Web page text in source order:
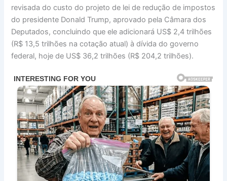
revisada do custo do projeto de lei de redução de impostos
do presidente Donald Trump, aprovado pela Câmara dos
Deputados, concluindo que ele adicionará US$ 2,4 trilhões
(R$ 13,5 trilhões na cotação atual) à dívida do governo
federal, hoje de US$ 36,2 trilhões (R$ 204,2 trilhões).